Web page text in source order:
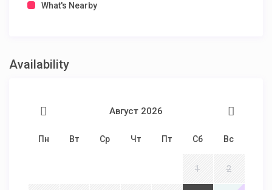
What's Nearby
Availability
Август 2026
Пн Вт Ср Чт Пт Сб Вс
1 2